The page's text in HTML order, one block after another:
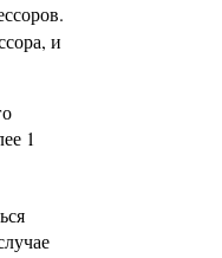
и
1